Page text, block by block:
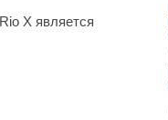
Х является